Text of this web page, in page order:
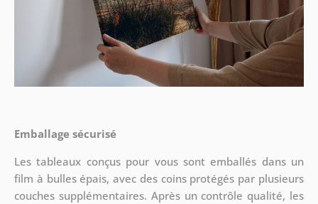
Emballage sécurisé
Les tableaux conçus pour vous sont emballés dans un
film à bulles épais, avec des coins protégés par plusieurs
couches supplémentaires. Après un contrôle qualité, les